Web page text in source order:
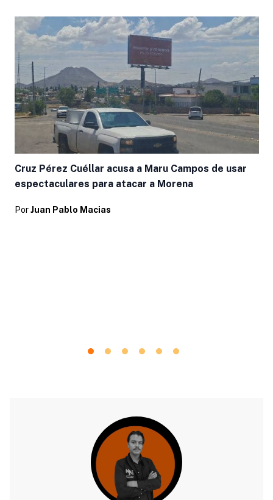
Cruz Pérez Cuéllar acusa a Maru Campos de usar
espectaculares para atacar a Morena
Por Juan Pablo Macias